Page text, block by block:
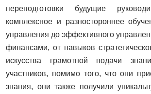
переподготовки будущие
комплексное и разностороннее
управления до эффективного
финансами, от навыков
искусства грамотной подачи
участников, помимо того, что они
знания, они также получили